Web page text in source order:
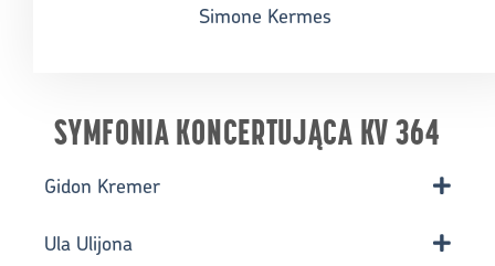
Simone Kermes
SYMFONIA KONCERTUJĄCA KV 364
Gidon Kremer
Ula Ulijona